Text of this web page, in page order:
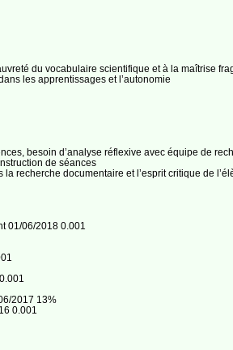
du vocabulaire scientifique et à la maîtrise
les apprentissages et l’autonomie
besoin d’analyse réflexive avec équipe de
de séances
recherche documentaire et l’esprit critique de
01/06/2018 0.001
2017 13%
0.001